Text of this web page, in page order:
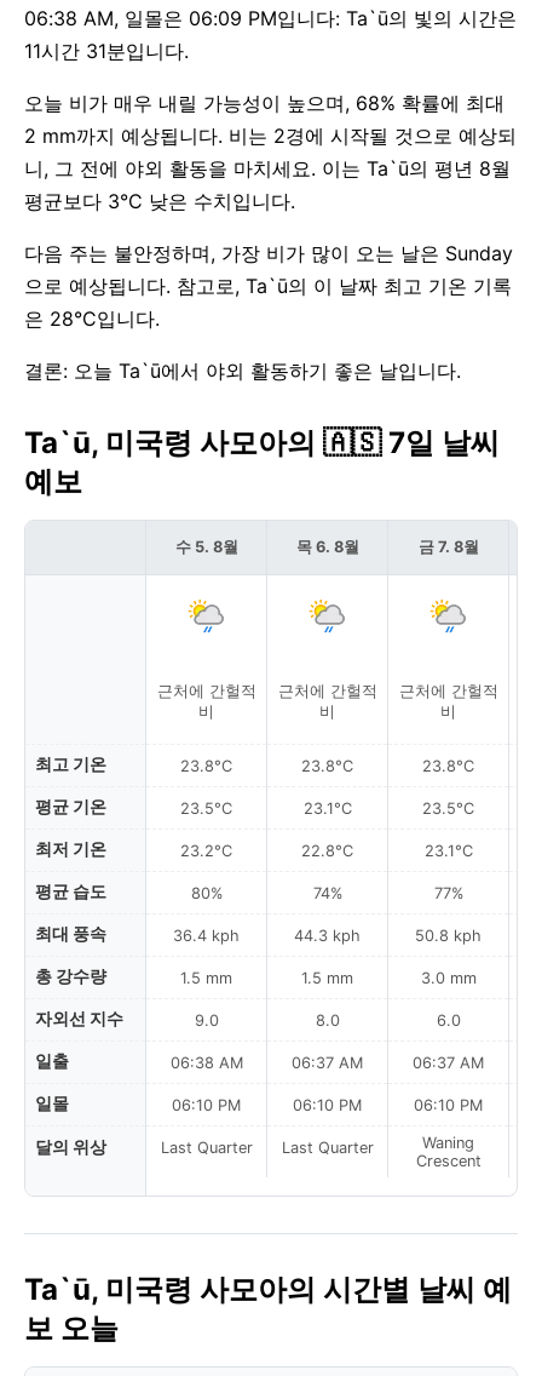
06:38 AM, 일몰은 06:09 PM입니다: Ta`ū의 빛의 시간은
11시간 31분입니다.
오늘 비가 매우 내릴 가능성이 높으며, 68% 확률에 최대
2 mm까지 예상됩니다. 비는 2경에 시작될 것으로 예상되
니, 그 전에 야외 활동을 마치세요. 이는 Ta`ū의 평년 8월
평균보다 3°C 낮은 수치입니다.
다음 주는 불안정하며, 가장 비가 많이 오는 날은 Sunday
으로 예상됩니다. 참고로, Ta`ū의 이 날짜 최고 기온 기록
은 28°C입니다.
결론: 오늘 Ta`ū에서 야외 활동하기 좋은 날입니다.
Ta`ū, 미국령 사모아의 🇦🇸 7일 날씨
예보
최고 기온
평균 기온
최저 기온
평균 습도
최대 풍속
총 강수량
자외선 지수
일출
일몰
달의 위상
수 5. 8월
근처에 간헐적
비
23.8°C
23.5°C
23.2°C
80%
36.4 kph
1.5 mm
9.0
06:38 AM
06:10 PM
Last Quarter
목 6. 8월
근처에 간헐적
비
23.8°C
23.1°C
22.8°C
74%
44.3 kph
1.5 mm
8.0
06:37 AM
06:10 PM
Last Quarter
금 7. 8월
근처에 간헐적
비
23.8°C
23.5°C
23.1°C
77%
50.8 kph
3.0 mm
6.0
06:37 AM
06:10 PM
Waning
Crescent
Ta`ū, 미국령 사모아의 시간별 날씨 예
보 오늘